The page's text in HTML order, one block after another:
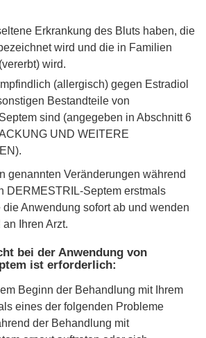
Erkrankung des Bluts haben, die
wird und die in Familien
wird.
(allergisch) gegen Estradiol
Bestandteile von
sind (angegeben in Abschnitt 6
UND WEITERE
genannten Veränderungen während
DERMESTRIL-Septem erstmals
Anwendung sofort ab und wenden
Ihren Arzt.
bei der Anwendung von
ist erforderlich:
Beginn der Behandlung mit Ihrem
eines der folgenden Probleme
der Behandlung mit